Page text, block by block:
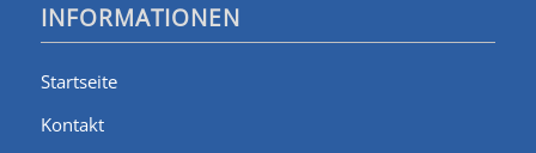
INFORMATIONEN
Startseite
Kontakt